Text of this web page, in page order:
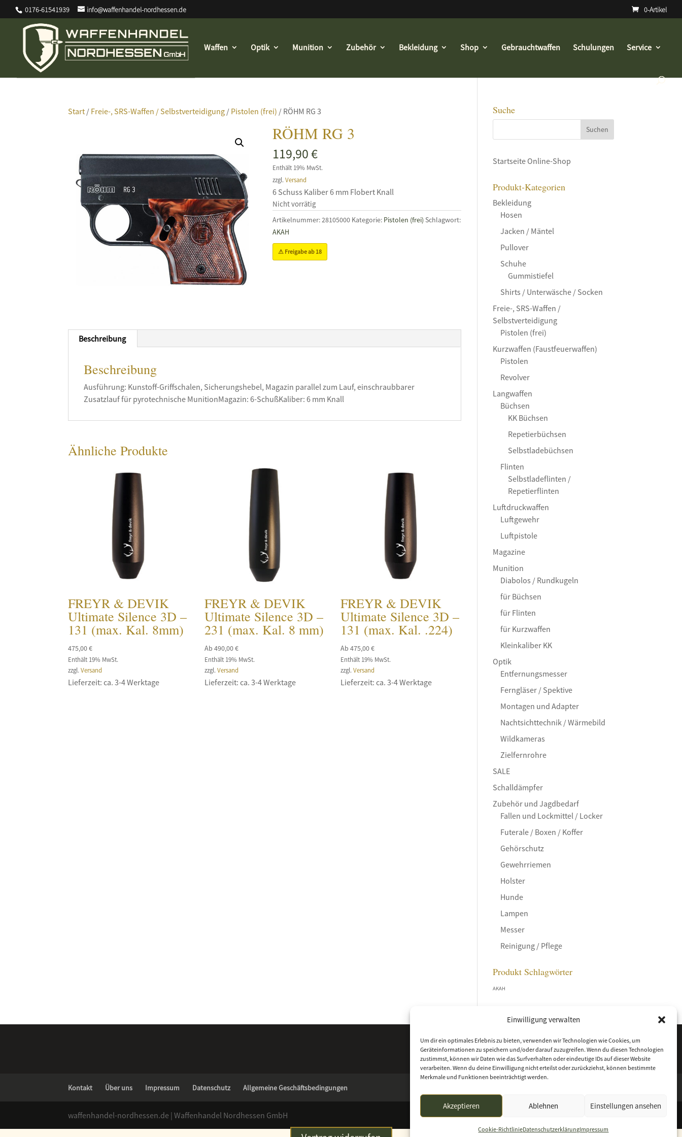
Einwilligung verwalten
Um dir ein optimales Erlebnis zu bieten, verwenden wir Technologien wie Cookies, um
Geräteinformationen zu speichern und/oder darauf zuzugreifen. Wenn du diesen Technologien
zustimmst, können wir Daten wie das Surfverhalten oder eindeutige IDs auf dieser Website
verarbeiten. Wenn du deine Einwilligung nicht erteilst oder zurückziehst, können bestimmte
Merkmale und Funktionen beeinträchtigt werden.
Akzeptieren Ablehnen Einstellungen ansehen
Cookie-RichtlinieDatenschutzerklärungImpressum
0176-61541939 info@waffenhandel-nordhessen.de 0-Artikel
Waffen Optik Munition Zubehör Bekleidung Shop Gebrauchtwaffen Schulungen Service
Start / Freie-, SRS-Waffen / Selbstverteidigung / Pistolen (frei) / RÖHM RG 3
RÖHM RG 3
119,90€
Enthält 19% MwSt.
zzgl. Versand
6 Schuss Kaliber 6 mm Flobert Knall
Nicht vorrätig
Artikelnummer:28105000 Kategorie: Pistolen (frei) Schlagwort:
AKAH
⚠ Freigabe ab 18
Beschreibung
Beschreibung
Ausführung: Kunstoff-Griffschalen, Sicherungshebel, Magazin parallel zum Lauf, einschraubbarer
Zusatzlauf für pyrotechnische MunitionMagazin: 6-SchußKaliber: 6 mm Knall
Ähnliche Produkte
FREYR & DEVIK
Ultimate Silence 3D –
131 (max. Kal. 8mm)
475,00€
Enthält 19% MwSt.
zzgl.Versand
Lieferzeit: ca. 3-4 Werktage
FREYR & DEVIK
Ultimate Silence 3D –
231 (max. Kal. 8 mm)
Ab 490,00€
Enthält 19% MwSt.
zzgl. Versand
Lieferzeit: ca. 3-4 Werktage
FREYR & DEVIK
Ultimate Silence 3D –
131 (max. Kal. .224)
Ab 475,00€
Enthält 19% MwSt.
zzgl.Versand
Lieferzeit: ca. 3-4 Werktage
Suche
Startseite Online-Shop
Produkt-Kategorien
Bekleidung
Hosen
Jacken / Mäntel
Pullover
Schuhe
Gummistiefel
Shirts / Unterwäsche / Socken
Freie-, SRS-Waffen /
Selbstverteidigung
Pistolen (frei)
Kurzwaffen (Faustfeuerwaffen)
Pistolen
Revolver
Langwaffen
Büchsen
KK Büchsen
Repetierbüchsen
Selbstladebüchsen
Flinten
Selbstladeflinten /
Repetierflinten
Luftdruckwaffen
Luftgewehr
Luftpistole
Magazine
Munition
Diabolos / Rundkugeln
für Büchsen
für Flinten
für Kurzwaffen
Kleinkaliber KK
Optik
Entfernungsmesser
Ferngläser / Spektive
Montagen und Adapter
Nachtsichttechnik / Wärmebild
Wildkameras
Zielfernrohre
SALE
Schalldämpfer
Zubehör und Jagdbedarf
Fallen und Lockmittel / Locker
Futerale / Boxen / Koffer
Gehörschutz
Gewehrriemen
Holster
Hunde
Lampen
Messer
Reinigung / Pflege
Produkt Schlagwörter
AKAH
Kontakt Über uns Impressum Datenschutz Allgemeine Geschäftsbedingungen
waffenhandel-nordhessen.de | Waffenhandel Nordhessen GmbH